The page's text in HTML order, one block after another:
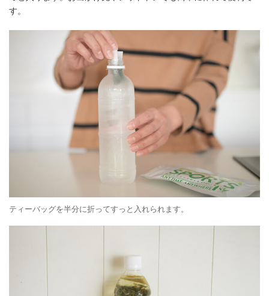
す。
ティーバッグを半分に折ってすっと入れられます。